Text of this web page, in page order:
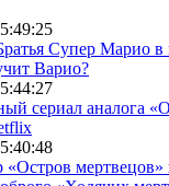
Супер Марио
Варио?
сериал аналога
«Остров